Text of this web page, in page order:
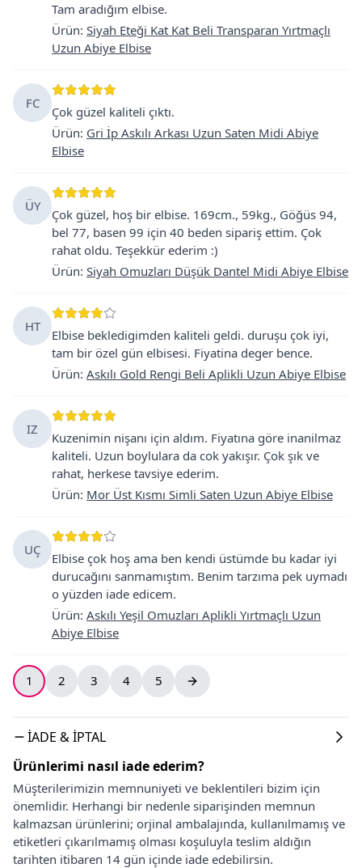
Tam aradığım elbise.
Ürün: Siyah Eteği Kat Kat Beli Transparan Yırtmaçlı
Uzun Abiye Elbise
FC
Çok güzel kaliteli çıktı.
Ürün: Gri İp Askılı Arkası Uzun Saten Midi Abiye
Elbise
ÜY
Çok güzel, hoş bir elbise. 169cm., 59kg., Göğüs 94,
bel 77, basen 99 için 40 beden sipariş ettim. Çok
rahat oldu. Teşekkür ederim :)
Ürün: Siyah Omuzları Düşük Dantel Midi Abiye Elbise
HT
Elbise bekledigimden kaliteli geldi. duruşu çok iyi,
tam bir özel gün elbisesi. Fiyatina deger bence.
Ürün: Askılı Gold Rengi Beli Aplikli Uzun Abiye Elbise
IZ
Kuzenimin nişanı için aldım. Fiyatına göre inanilmaz
kaliteli. Uzun boylulara da cok yakışır. Çok şık ve
rahat, herkese tavsiye ederim.
Ürün: Mor Üst Kısmı Simli Saten Uzun Abiye Elbise
UÇ
Elbise çok hoş ama ben kendi üstümde bu kadar iyi
durucağını sanmamıştım. Benim tarzıma pek uymadı
o yüzden iade edicem.
Ürün: Askılı Yeşil Omuzları Aplikli Yırtmaçlı Uzun
Abiye Elbise
1 2 3 4 5
İADE & İPTAL
Ürünlerimi nasıl iade ederim?
Müşterilerimizin memnuniyeti ve beklentileri bizim için
önemlidir. Herhangi bir nedenle siparişinden memnun
kalmazsan ürünlerini; orjinal ambalajında, kullanılmamış ve
etiketleri çıkarılmamış olması koşuluyla teslim aldığın
tarihten itibaren 14 gün içinde iade edebilirsin.